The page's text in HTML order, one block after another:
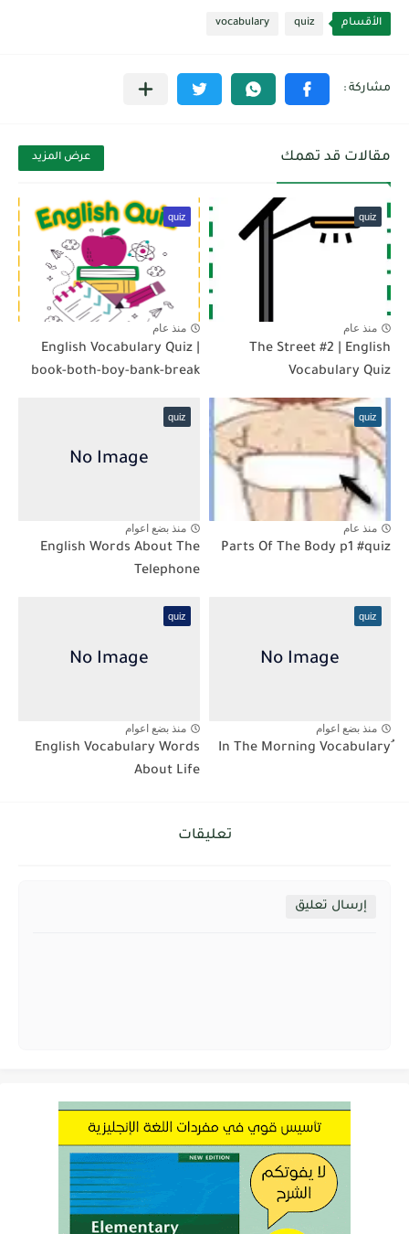
الأقسام quiz
vocabulary
مقالات قد تهمك عرض المزيد
quiz
منذ عام
The Street #2 | English
Vocabulary Quiz
quiz
منذ عام
English Vocabulary Quiz |
book-both-boy-bank-break
quiz
منذ عام
Parts Of The Body p1 #quiz
quiz
منذ بضع اعوام
English Words About The
Telephone
quiz
منذ بضع اعوام
quiz
منذ بضع اعوام
English Vocabulary Words
About Life
تعليقات
إرسال تعليق